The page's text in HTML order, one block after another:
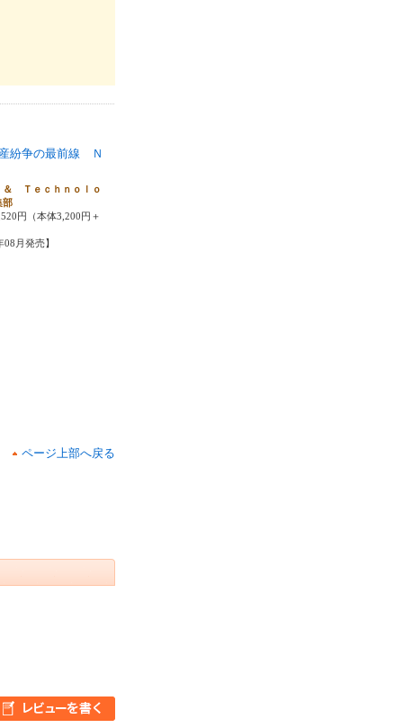
紛争の最前線 Ｎ
Ｔｅｃｈｎｏｌｏ
部
円（本体3,200円＋
08月発売】
ページ上部へ戻る